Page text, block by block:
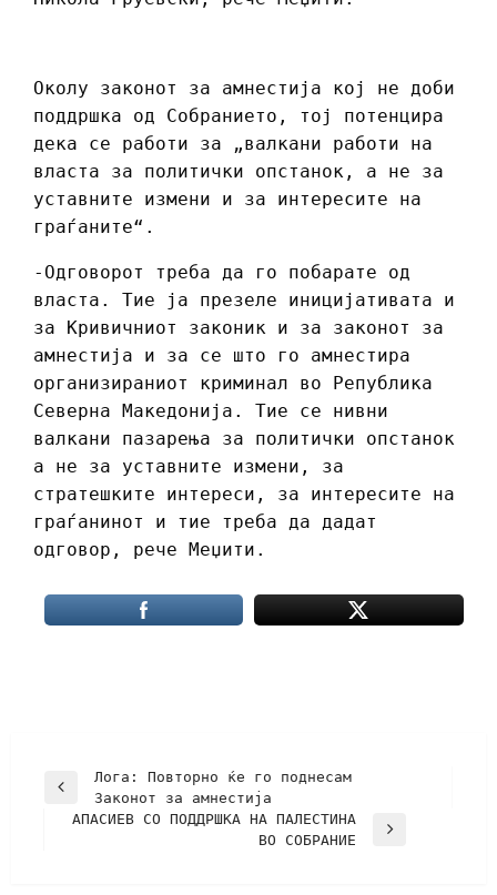
Околу законот за амнестија кој не доби
поддршка од Собранието, тој потенцира
дека се работи за „валкани работи на
власта за политички опстанок, а не за
уставните измени и за интересите на
граѓаните“.
-Одговорот треба да го побарате од
власта. Тие ја презеле иницијативата и
за Кривичниот законик и за законот за
амнестија и за се што го амнестира
организираниот криминал во Република
Северна Македонија. Тие се нивни
валкани пазарења за политички опстанок
а не за уставните измени, за
стратешките интереси, за интересите на
граѓанинот и тие треба да дадат
одговор, рече Меџити.
Лога: Повторно ќе го поднесам
Законот за амнестија
АПАСИЕВ СО ПОДДРШКА НА ПАЛЕСТИНА
ВО СОБРАНИЕ